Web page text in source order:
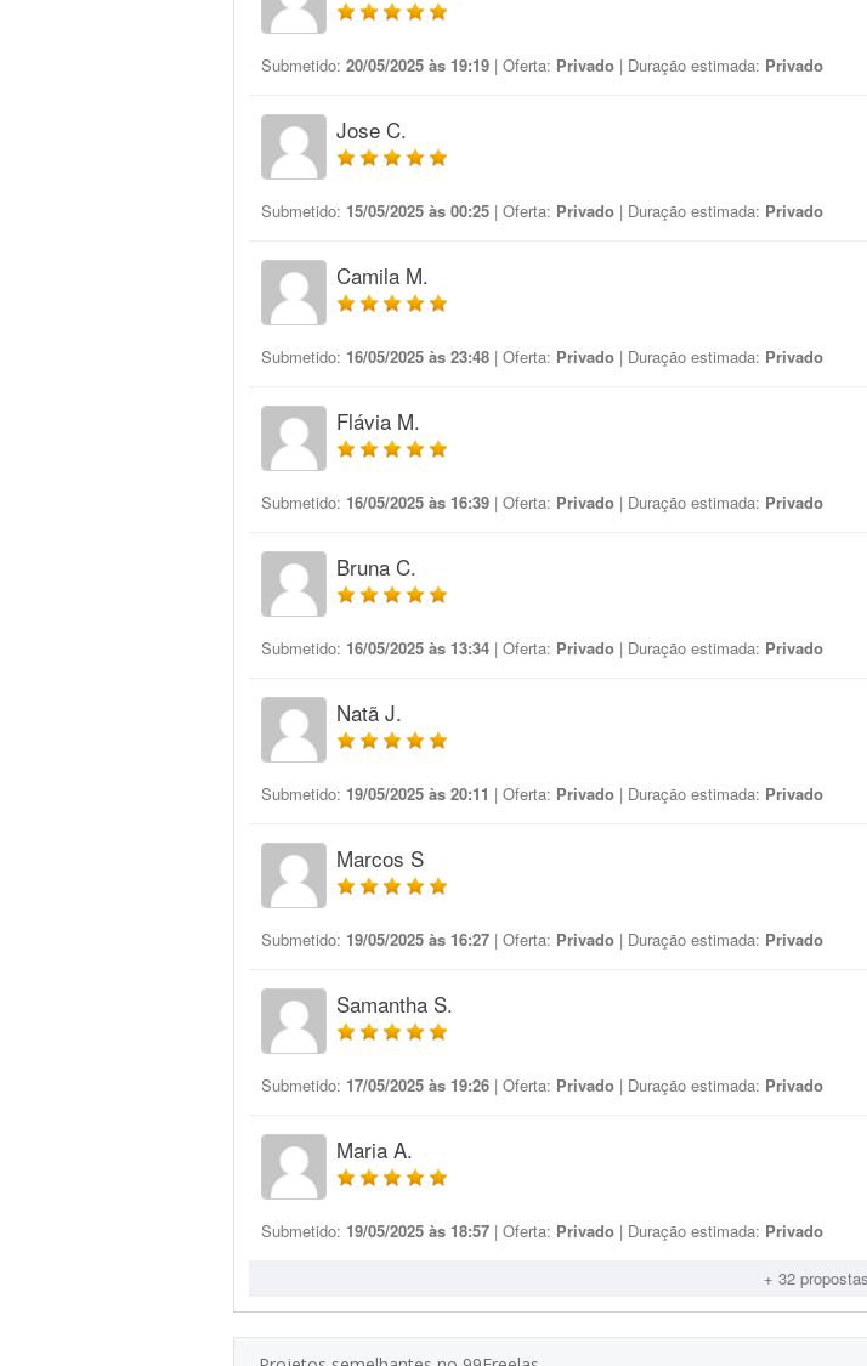
Submetido: 20/05/2025 às 19:19 | Oferta: Privado | Duração estimada: Privado
Jose C.
Submetido: 15/05/2025 às 00:25 | Oferta: Privado | Duração estimada: Privado
Camila M.
Submetido: 16/05/2025 às 23:48 | Oferta: Privado | Duração estimada: Privado
Flávia M.
Submetido: 16/05/2025 às 16:39 | Oferta: Privado | Duração estimada: Privado
Bruna C.
Submetido: 16/05/2025 às 13:34 | Oferta: Privado | Duração estimada: Privado
Natã J.
Submetido: 19/05/2025 às 20:11 | Oferta: Privado | Duração estimada: Privado
Marcos S
Submetido: 19/05/2025 às 16:27 | Oferta: Privado | Duração estimada: Privado
Samantha S.
Submetido: 17/05/2025 às 19:26 | Oferta: Privado | Duração estimada: Privado
Maria A.
Submetido: 19/05/2025 às 18:57 | Oferta: Privado | Duração estimada: Privado
+ 32 propostas